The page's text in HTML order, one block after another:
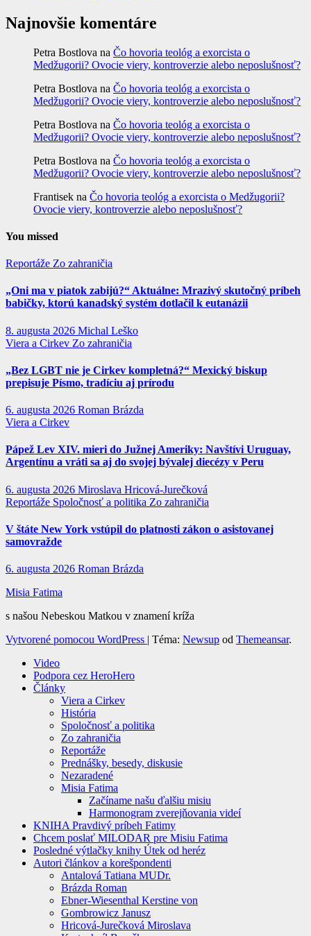
Najnovšie komentáre
Petra Bostlova na Čo hovoria teológ a exorcista o
Medžugorii? Ovocie viery, kontroverzie alebo neposlušnosť?
Petra Bostlova na Čo hovoria teológ a exorcista o
Medžugorii? Ovocie viery, kontroverzie alebo neposlušnosť?
Petra Bostlova na Čo hovoria teológ a exorcista o
Medžugorii? Ovocie viery, kontroverzie alebo neposlušnosť?
Petra Bostlova na Čo hovoria teológ a exorcista o
Medžugorii? Ovocie viery, kontroverzie alebo neposlušnosť?
Frantisek na Čo hovoria teológ a exorcista o Medžugorii?
Ovocie viery, kontroverzie alebo neposlušnosť?
You missed
Reportáže Zo zahraničia
„Oni ma v piatok zabijú?“ Aktuálne: Mrazivý skutočný príbeh
babičky, ktorú kanadský systém dotlačil k eutanázii
8. augusta 2026 Michal Leško
Viera a Cirkev Zo zahraničia
„Bez LGBT nie je Cirkev kompletná?“ Mexický biskup
prepisuje Písmo, tradíciu aj prírodu
6. augusta 2026 Roman Brázda
Viera a Cirkev
Pápež Lev XIV. mieri do Južnej Ameriky: Navštívi Uruguay,
Argentínu a vráti sa aj do svojej bývalej diecézy v Peru
6. augusta 2026 Miroslava Hricová-Jurečková
Reportáže Spoločnosť a politika Zo zahraničia
V štáte New York vstúpil do platnosti zákon o asistovanej
samovražde
6. augusta 2026 Roman Brázda
Misia Fatima
s našou Nebeskou Matkou v znamení kríža
Vytvorené pomocou WordPress | Téma: Newsup od Themeansar.
Video
Podpora cez HeroHero
Články
Viera a Cirkev
História
Spoločnosť a politika
Zo zahraničia
Reportáže
Prednášky, besedy, diskusie
Nezaradené
Misia Fatima
Začíname našu ďalšiu misiu
Harmonogram zverejňovania videí
KNIHA Pravdivý príbeh Fatimy
Chcem poslať MILODAR pre Misiu Fatima
Posledné výtlačky knihy Útek od heréz
Autori článkov a korešpondenti
Antalová Tatiana MUDr.
Brázda Roman
Ebner-Wiesenthal Kerstine von
Gombrowicz Janusz
Hricová-Jurečková Miroslava